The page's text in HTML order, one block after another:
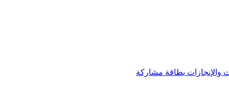
والإنجازات بطاقة مشاركة